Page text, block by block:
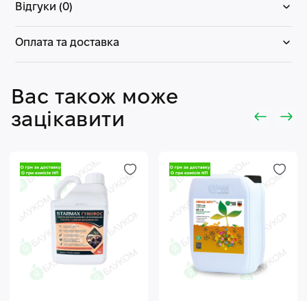
Відгуки (0)
Оплата та доставка
Вас також може
зацікавити